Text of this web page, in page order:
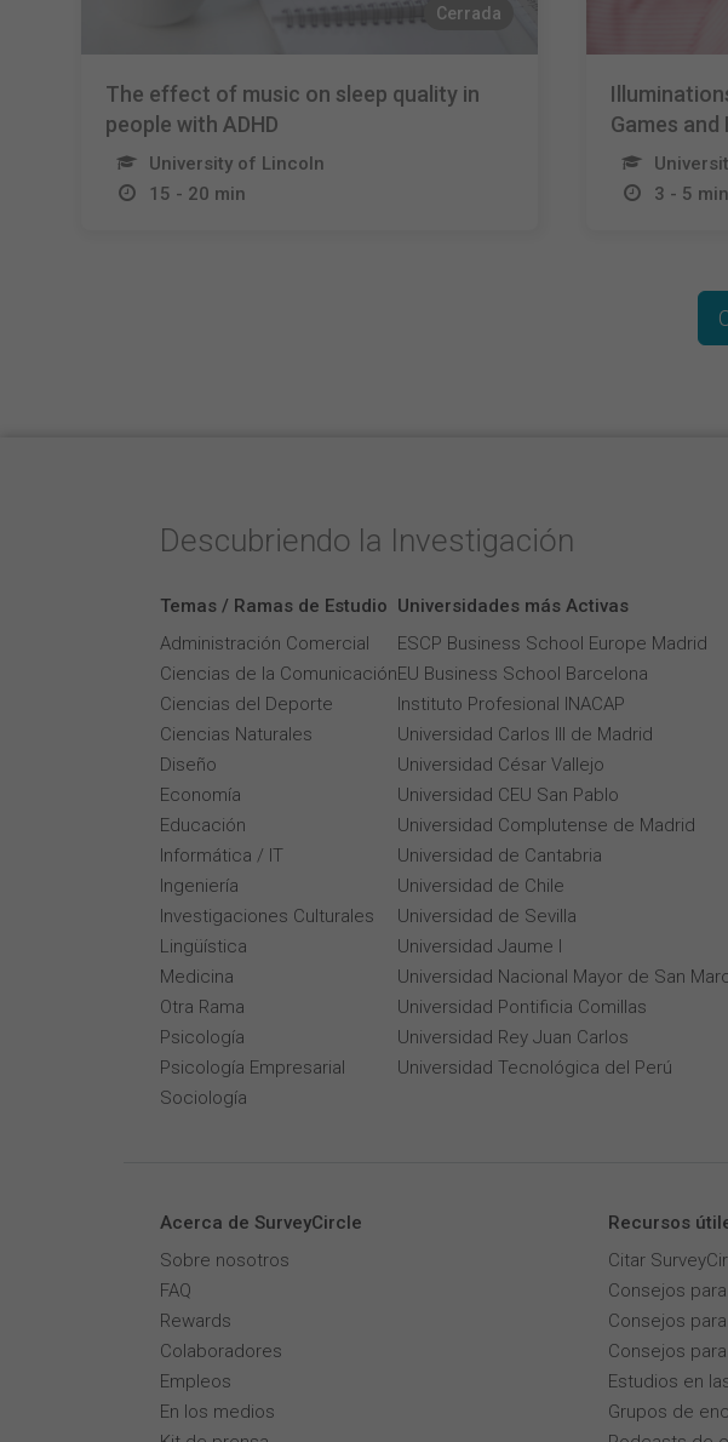
Cerrada
The effect of music on sleep quality in
people with ADHD
University of Lincoln
15 - 20 min
Games and
3 - 5 min
Descubriendo la Investigación
Temas / Ramas de Estudio
Administración Comercial
Ciencias de la Comunicación
Ciencias del Deporte
Ciencias Naturales
Diseño
Economía
Educación
Informática / IT
Ingeniería
Investigaciones Culturales
Lingüística
Medicina
Otra Rama
Psicología
Psicología Empresarial
Sociología
Universidades más Activas
ESCP Business School Europe Madrid
EU Business School Barcelona
Instituto Profesional INACAP
Universidad Carlos III de Madrid
Universidad César Vallejo
Universidad CEU San Pablo
Universidad Complutense de Madrid
Universidad de Cantabria
Universidad de Chile
Universidad de Sevilla
Universidad Jaume I
Universidad Nacional Mayor de San
Universidad Pontificia Comillas
Universidad Rey Juan Carlos
Universidad Tecnológica del Perú
Acerca de SurveyCircle
Sobre nosotros
FAQ
Rewards
Colaboradores
Empleos
En los medios
Recursos
Citar
Consejos
Consejos
Consejos
Estudios en
Grupos de